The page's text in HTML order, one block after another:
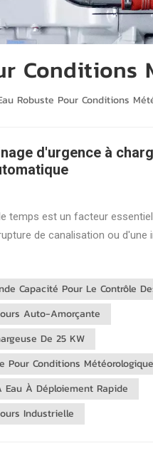
Conditions
Robuste Pour Conditions
d'urgence à
temps est un facteur
de canalisation ou d'une
de drainage d'urgence à
Capacité Pour Le Contrôle
Auto-Amorçante
De 25 KW
Pour Conditions
Eau À Déploiement Rapide
Industrielle